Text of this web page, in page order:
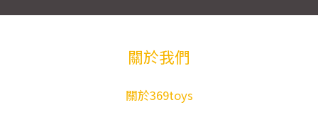
關於我們
關於369toys